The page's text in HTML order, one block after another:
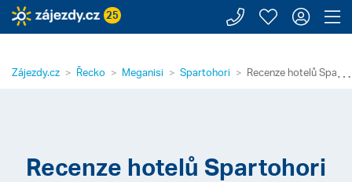
25 Zavolejte
Moje
⋯
Zájezdy.cz Řecko Meganisi Spartohori Recenze hotelů
Recenze hotelů Spartohori